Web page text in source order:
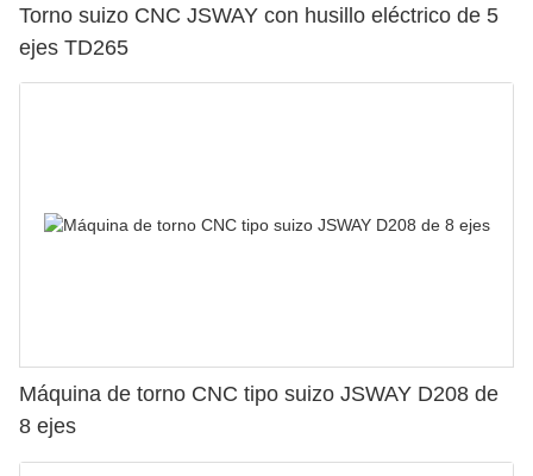
Torno suizo CNC JSWAY con husillo eléctrico de 5
ejes TD265
Máquina de torno CNC tipo suizo JSWAY D208 de
8 ejes